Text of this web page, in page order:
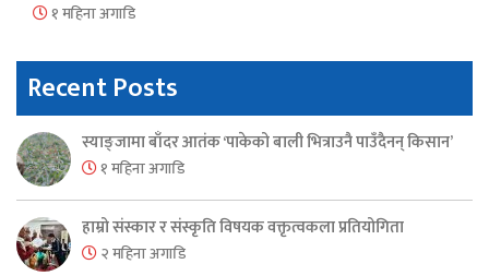
१ महिना अगाडि
Recent Posts
स्याङ्जामा बाँदर आतंक ‘पाकेको बाली भित्राउनै पाउँदैनन् किसान’
१ महिना अगाडि
हाम्रो संस्कार र संस्कृति विषयक वक्तृत्वकला प्रतियोगिता
२ महिना अगाडि